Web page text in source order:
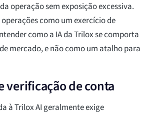
operação sem exposição excessiva.
como um exercício de
como a IA da Trilox se comporta
mercado, e não como um atalho para
verificação de conta
à Trilox AI geralmente exige